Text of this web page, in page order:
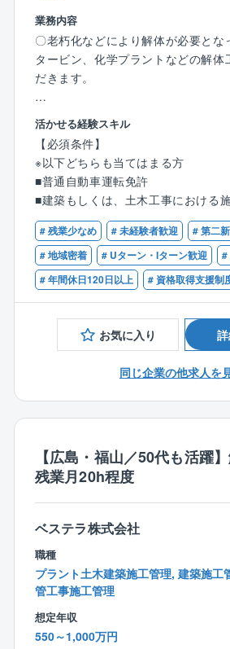
作業が少なく、それが残業や休日出
っています。
また、工期も1～3カ月ほどの短い
もありません。会社としても定年ま
境を目指しており、所得補償保険な
しています。
※ご家庭の事情で働き方や出張範囲
は、それを踏まえて選考可能です。
募ください。
＜出張手当は年最大100万円＞
⇒年に半年～1年程度出張した場合
手当を支給。家庭の事情などで「出
い…」という方には出張の少ない働
＜資格手当充実＞
⇒1級建築施工管理技士、1級土木施
士（建設）の資格をお持ちの方は、
手当がございます。
業務上必要な資格であれば、取得の
【やりがい】
また、大手プラントメーカーからの
く、プラント業界に特化した解体専
め常に業績は安定しています。
■教育体制：
OJT中心でノウハウをお伝えします
が9割を占めており、気軽に質問等
べる環境がございます。
＜＜プラント解体に特化した唯一の
／17の特許を取得＞＞
「つくった人には壊せない」をコン
法のプロセスを遡るのではなく、全
工法を確立。 リンゴ皮むき工法を
得しており、NHKなどのメディアで
解体によるスクラップのリサイク
業務内容
〇老朽化などにより解体が必要とな
タービン、化学プラントなどの解体
だきます。
【業務内容】
■現場監督業務/廃棄物処理又はスク
■工事の事前調査
■施工計画作成
■どんなやり方で解体するか打ち合わ
■CADを使用し計画を立案（デスク
■プラント関係者と工事に関する打
■作業員や必要な資材を手配
■現場の進み具合をチェック
【入社後の流れ】
※ご経験に応じて入社後の流れは変
〇最初の1～2週間は導入研修
知識や、官公庁とやりとりする書類
先輩の現場に補助として入り流れ
は、ひとりで現場を取り仕切れるよ
【同社の解体工事業務の特徴】
■働きやすさ
⇒2017年に上場したため勤怠管理も
業は平均30h程度。解体工事だと「
「建造中、後の品質管理やフォロー
類が少ない」といった事情から、ト
が少なく、それが残業や休日出勤の
います。
活かせる経験スキル
【必須条件】
※以下どちらも当てはまる方
■普通自動車運転免許
■建築もしくは、土木工事における
ント業界経験は問いません)
# 残業少なめ # 未経験者歓迎
# 第二
# 地域密着
# Uターン・Iターン歓迎
#
# 年間休日120日以上
# 資格取得支援制
お気に入り
同じ企業の他求人を
【広島・福山／50代も活躍
残業月20h程度
ベステラ株式会社
職種
プラント土木建築施工管理, 建築施工
管工事施工管理
想定年収
550～1,000万円